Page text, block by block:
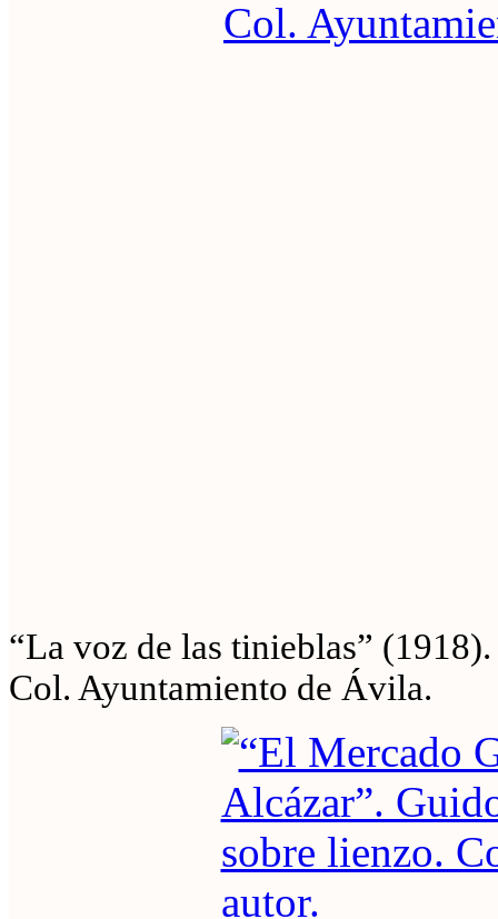
“La voz de las tinieblas”
Col. Ayuntamiento de Ávila.